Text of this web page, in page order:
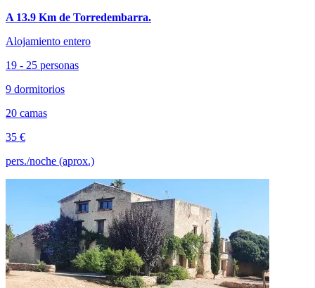
A 13.9 Km de Torredembarra.
Alojamiento entero
19 - 25 personas
9 dormitorios
20 camas
35 €
pers./noche (aprox.)